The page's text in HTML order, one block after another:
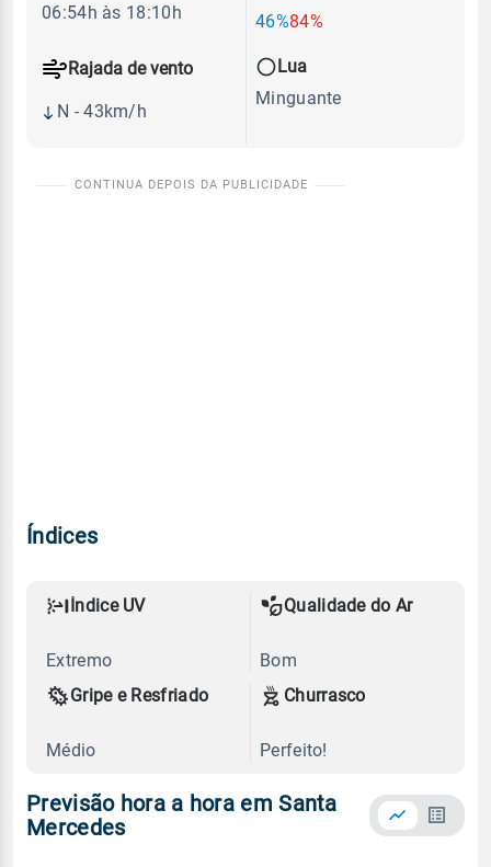
46%84%
Rajada de vento
N - 43km/h
06:54h às 18:10h
Lua
Minguante
Índices
Índice UV
Extremo
Qualidade do Ar
Bom
Gripe e Resfriado
Médio
Churrasco
Perfeito!
Previsão hora a hora em Santa
Mercedes